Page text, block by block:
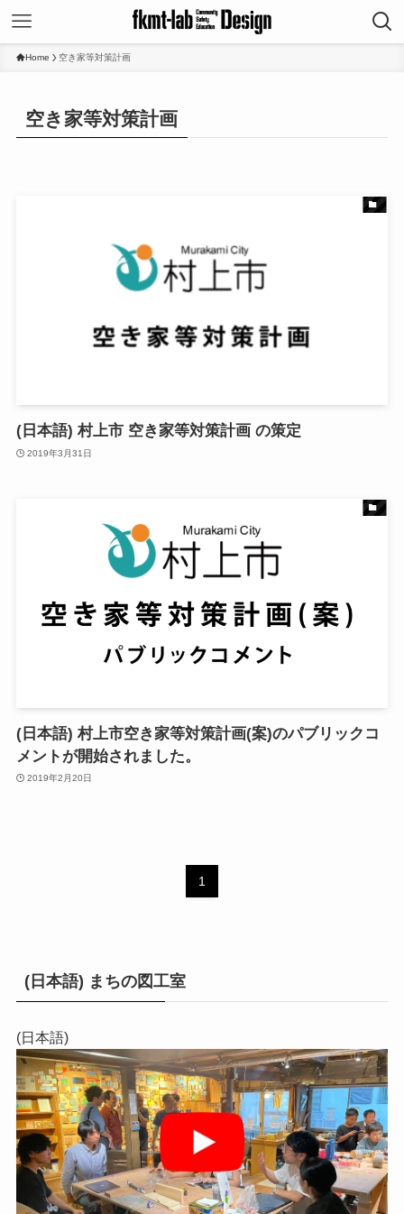
Home 空き家等対策計画
空き家等対策計画
(日本語) 村上市 空き家等対策計画 の策定
2019年3月31日
(日本語) 村上市空き家等対策計画(案)のパブリックコ
メントが開始されました。
2019年2月20日
1
(日本語) まちの図工室
(日本語)